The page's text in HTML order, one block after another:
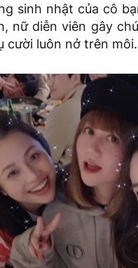
sinh nhật của cô
nữ diễn viên gây
cười luôn nở trên môi.